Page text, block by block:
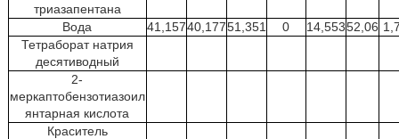
триазапентана
Вода
41,15740,17751,351 0 14,55352,06
Тетраборат натрия
десятиводный
2-
меркаптобензотиазоил
янтарная кислота
Краситель